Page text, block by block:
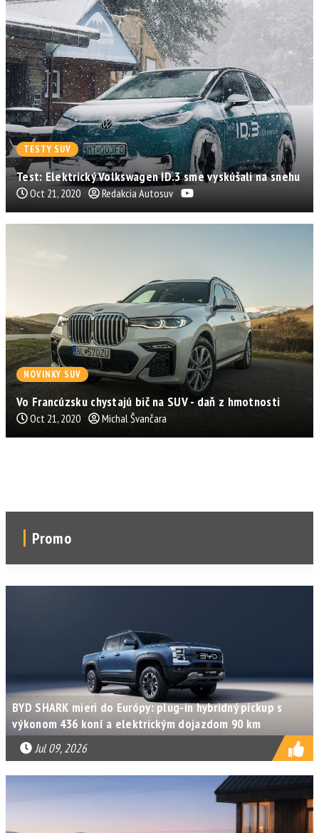
TESTY SUV
Test: Elektrický Volkswagen ID.3 sme vyskúšali na snehu
Oct 21, 2020 Redakcia Autosuv
NOVINKY SUV
Vo Francúzsku chystajú bič na SUV - daň z hmotnosti
Oct 21, 2020 Michal Švančara
Promo
BYD SHARK mieri do Európy: plug-in hybridný pickup s
výkonom 436 koní a elektrickým dojazdom 90 km
Jul 09, 2026